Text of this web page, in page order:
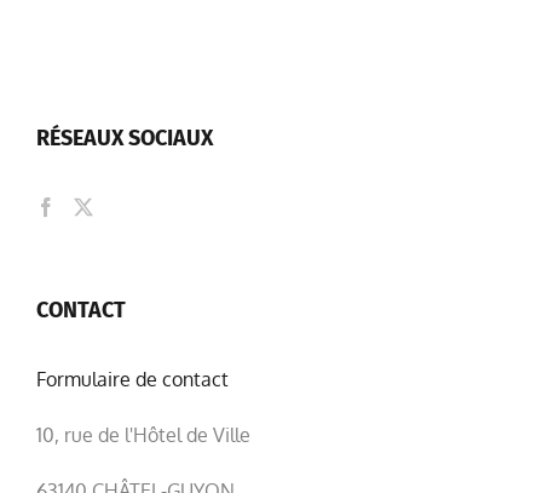
RÉSEAUX SOCIAUX
CONTACT
Formulaire de contact
10, rue de l'Hôtel de Ville